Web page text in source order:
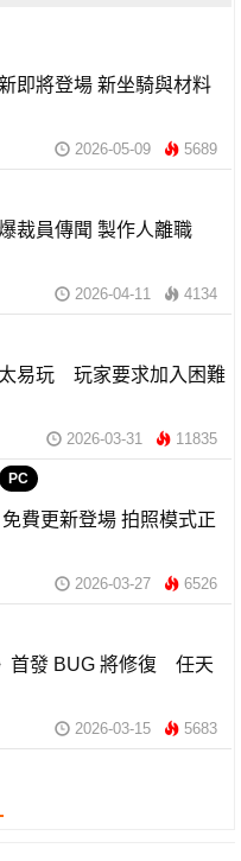
即將登場 新坐騎與材料
2026-05-09 5689
裁員傳聞 製作人離職
2026-04-11 4134
太易玩 玩家要求加入困難
2026-03-31 11835
PC
費更新登場 拍照模式正
2026-03-27 6526
首發 BUG 將修復 任天
2026-03-15 5683